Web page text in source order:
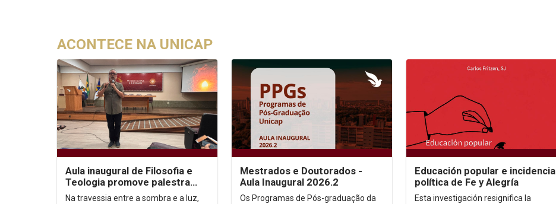
ACONTECE NA UNICAP
Aula inaugural de Filosofia e
Teologia promove palestra
sobre autoconhecimento
Na travessia entre a sombra e a luz,
Mestrados e Doutorados -
Aula Inaugural 2026.2
Os Programas de Pós-graduação da
Educación popular e incidencia
política de Fe y Alegría
Esta investigación resignifica la